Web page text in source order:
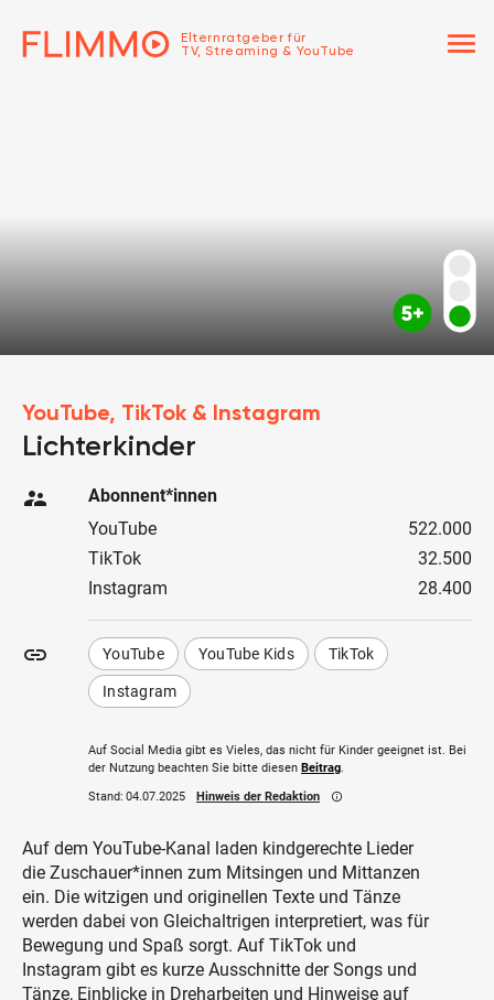
Elternratgeber für
TV, Streaming & YouTube
menu
YouTube, TikTok & Instagram
Lichterkinder
supervisor_account
Abonnent*innen
YouTube
522.000
TikTok
32.500
Instagram
28.400
insert_link YouTube YouTube Kids TikTok
Instagram
Auf Social Media gibt es Vieles, das nicht für Kinder geeignet ist. Bei
der Nutzung beachten Sie bitte diesen Beitrag.
Stand: 04.07.2025 Hinweis der Redaktion info_outline
Auf dem YouTube-Kanal laden kindgerechte Lieder
die Zuschauer*innen zum Mitsingen und Mittanzen
ein. Die witzigen und originellen Texte und Tänze
werden dabei von Gleichaltrigen interpretiert, was für
Bewegung und Spaß sorgt. Auf TikTok und
Instagram gibt es kurze Ausschnitte der Songs und
Tänze, Einblicke in Dreharbeiten und Hinweise auf